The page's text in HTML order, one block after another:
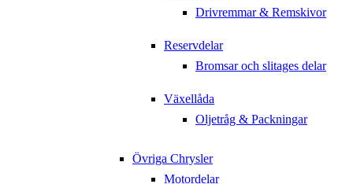
Drivremmar & Remskivor
Reservdelar
Bromsar och slitages delar
Växellåda
Oljetråg & Packningar
Övriga Chrysler
Motordelar